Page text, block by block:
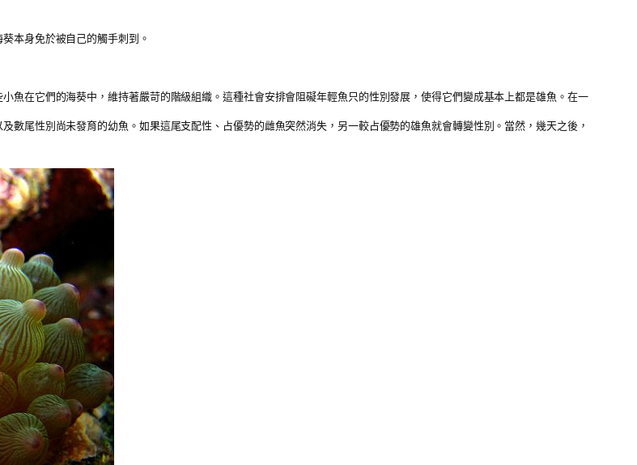
本身免於被自己的觸手刺到。
魚在它們的海葵中，維持著嚴苛的階級組織。這種社會安排會阻礙年輕魚只的性別發展，使得它們變成基本上都是雄魚。在一
尾性別尚未發育的幼魚。如果這尾支配性、占優勢的雌魚突然消失，另一較占優勢的雄魚就會轉變性別。當然，幾天之後，